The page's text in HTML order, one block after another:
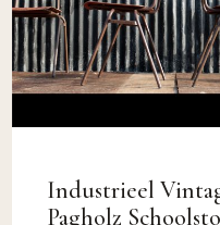
Industrieel
Pagholz